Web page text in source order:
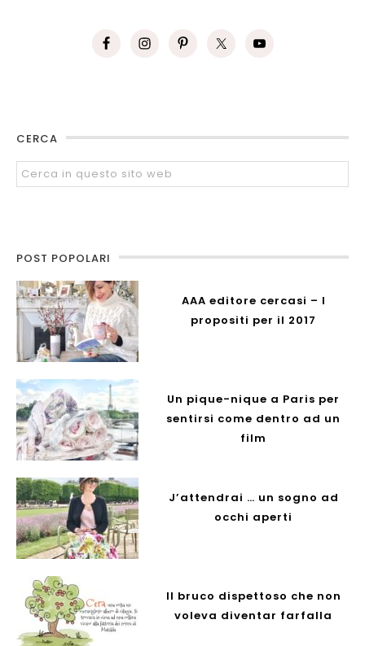
CERCA
POST POPOLARI
AAA editore cercasi – I
propositi per il 2017
Un pique-nique a Paris per
sentirsi come dentro ad un
film
J’attendrai … un sogno ad
occhi aperti
Il bruco dispettoso che non
voleva diventar farfalla